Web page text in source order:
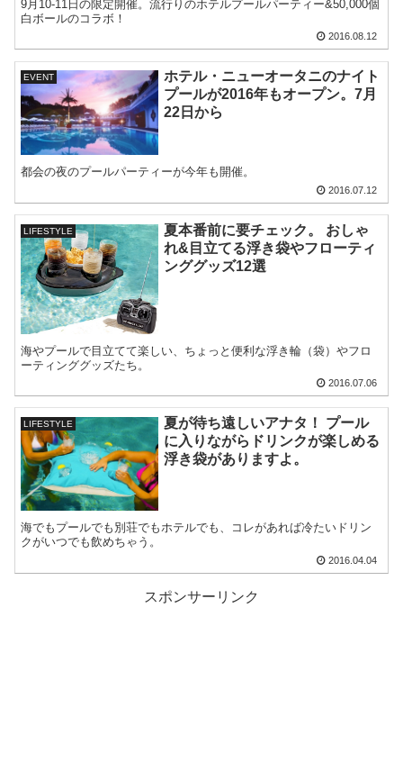
9月10-11日の限定開催。流行りのホテルプールパーティー&50,000個
白ボールのコラボ！
2016.08.12
EVENT
ホテル・ニューオータニのナイト
プールが2016年もオープン。7月
22日から
都会の夜のプールパーティーが今年も開催。
2016.07.12
LIFESTYLE
夏本番前に要チェック。 おしゃ
れ&目立てる浮き袋やフローティ
ンググッズ12選
海やプールで目立てて楽しい、ちょっと便利な浮き輪（袋）やフロ
ーティンググッズたち。
2016.07.06
LIFESTYLE
夏が待ち遠しいアナタ！ プール
に入りながらドリンクが楽しめる
浮き袋がありますよ。
海でもプールでも別荘でもホテルでも、コレがあれば冷たいドリン
クがいつでも飲めちゃう。
2016.04.04
スポンサーリンク